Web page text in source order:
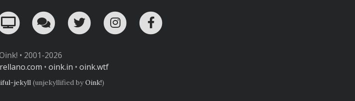
email!canal en Telegram!
Oink! TV Charla con nosotros en Telegram
Twitter Instagram
• 2001-2026
• oink.in • oink.wtf
jekyll (unjekyllified byOink!)